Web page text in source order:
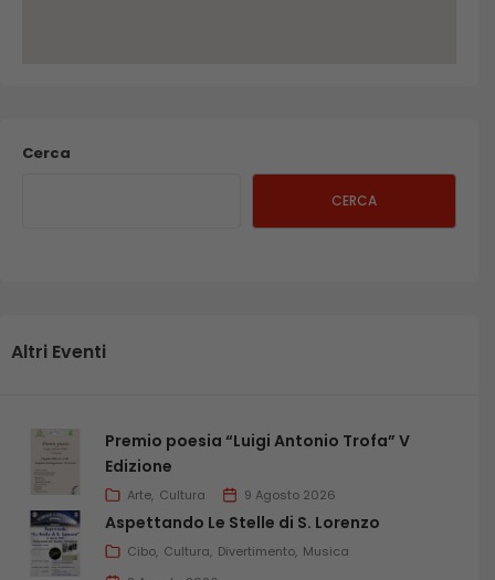
Cerca
CERCA
Altri Eventi
Premio poesia “Luigi Antonio Trofa” V
Edizione
Arte Cultura 9 Agosto 2026
Aspettando Le Stelle di S. Lorenzo
Cibo Cultura Divertimento Musica